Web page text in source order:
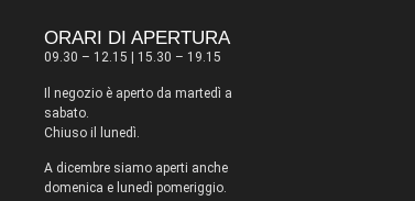
ORARI DI APERTURA
09.30 – 12.15 | 15.30 – 19.15
Il negozio è aperto da martedì a
sabato.
Chiuso il lunedì.
A dicembre siamo aperti anche
domenica e lunedì pomeriggio.